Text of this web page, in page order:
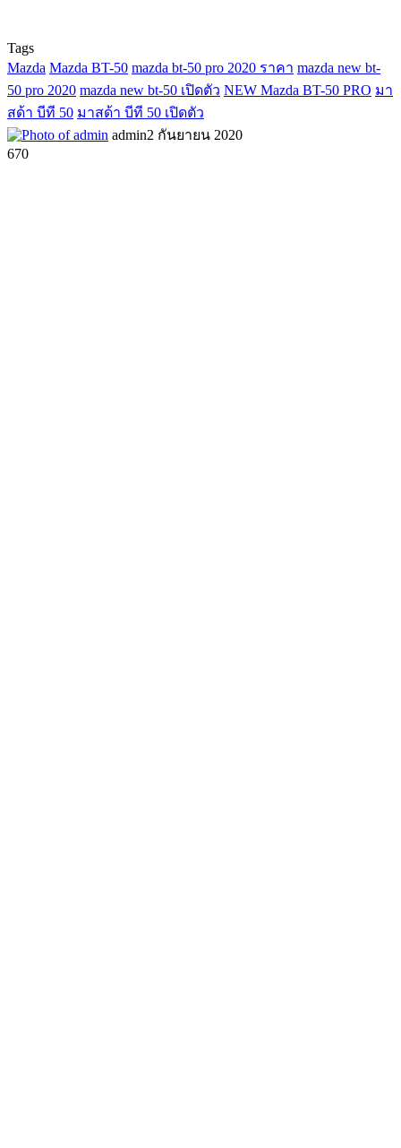
Tags
Mazda Mazda BT-50 mazda bt-50 pro 2020 ราคา mazda new bt-
50 pro 2020 mazda new bt-50 เปิดตัว NEW Mazda BT-50 PRO มา
สด้า บีที 50 มาสด้า บีที 50 เปิดตัว
admin2 กันยายน 2020
670